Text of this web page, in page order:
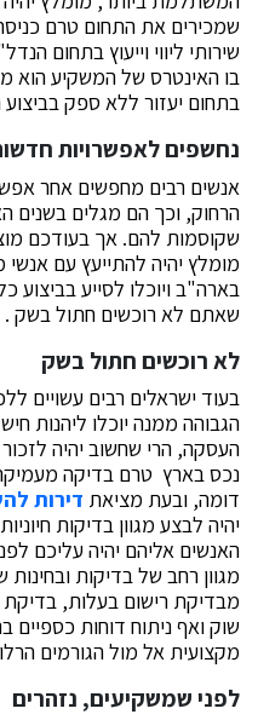
שמכירים את התחום טרם
שירותי ליווי וייעוץ בתחום
בו האינטרס של המשקיע הוא
בתחום יעזור ללא ספק
נחשפים לאפשרויות
אנשים רבים מחפשים אחר
הרחוק, וכך הם מגלים בשנים
שקוסמות להם. אך בעודכם
מומלץ יהיה להתייעץ עם
בארה"ב ויוכלו לסייע בביצוע
שאתם לא רוכשים חתול בשק .
לא רוכשים חתול בשק
בעוד ישראלים רבים עשויים
הגבוהה ממנה יוכלו ליהנות
העסקה, הרי שחשוב יהיה
נכס בארץ טרם בדיקה
דומה, ובעת מציאת דירות
יהיה לבצע מגוון בדיקות
האנשים אליהם יהיה עליכם
מגוון רחב של בדיקות
מבדיקת רישום בעלות, בדיקת
שוק ואף ניתוח דוחות
מקצועית אל מול הגורמים
לפני שמשקיעים, נזהרים